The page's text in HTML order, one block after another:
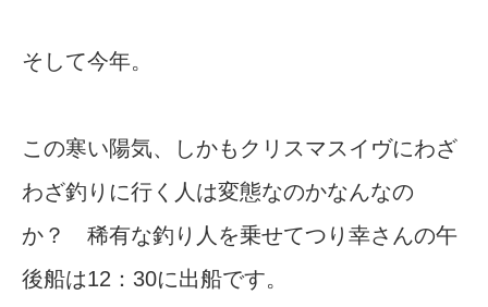
そして今年。
この寒い陽気、しかもクリスマスイヴにわざ
わざ釣りに行く人は変態なのかなんなの
か？ 稀有な釣り人を乗せてつり幸さんの午
後船は12：30に出船です。